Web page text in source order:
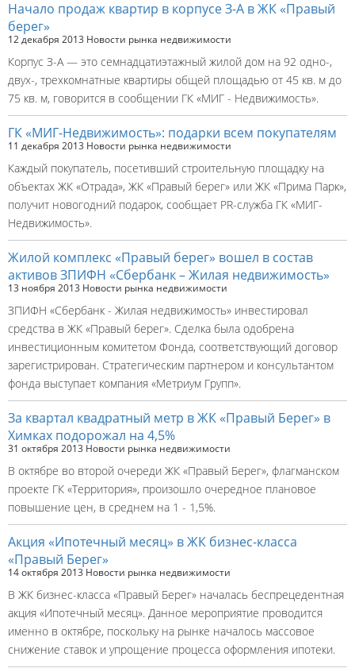
Начало продаж квартир в корпусе З-А в ЖК «Правый
берег»
12 декабря 2013 Новости рынка недвижимости
Корпус З-А — это семнадцатиэтажный жилой дом на 92 одно-,
двух-, трехкомнатные квартиры общей площадью от 45 кв. м до
75 кв. м, говорится в сообщении ГК «МИГ - Недвижимость».
ГК «МИГ-Недвижимость»: подарки всем покупателям
11 декабря 2013 Новости рынка недвижимости
Каждый покупатель, посетивший строительную площадку на
объектах ЖК «Отрада», ЖК «Правый берег» или ЖК «Прима Парк»,
получит новогодний подарок, сообщает PR-служба ГК «МИГ-
Недвижимость».
Жилой комплекс «Правый берег» вошел в состав
активов ЗПИФН «Сбербанк – Жилая недвижимость»
13 ноября 2013 Новости рынка недвижимости
ЗПИФН «Сбербанк - Жилая недвижимость» инвестировал
средства в ЖК «Правый берег». Сделка была одобрена
инвестиционным комитетом Фонда, соответствующий договор
зарегистрирован. Стратегическим партнером и консультантом
фонда выступает компания «Метриум Групп».
За квартал квадратный метр в ЖК «Правый Берег» в
Химках подорожал на 4,5%
31 октября 2013 Новости рынка недвижимости
В октябре во второй очереди ЖК «Правый Берег», флагманском
проекте ГК «Территория», произошло очередное плановое
повышение цен, в среднем на 1 - 1,5%.
Акция «Ипотечный месяц» в ЖК бизнес-класса
«Правый Берег»
14 октября 2013 Новости рынка недвижимости
В ЖК бизнес-класса «Правый Берег» началась беспрецедентная
акция «Ипотечный месяц». Данное мероприятие проводится
именно в октябре, поскольку на рынке началось массовое
снижение ставок и упрощение процесса оформления ипотеки.